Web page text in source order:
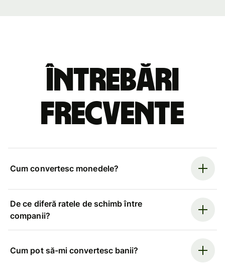
Întrebări
frecvente
Cum convertesc monedele?
De ce diferă ratele de schimb între
companii?
Cum pot să-mi convertesc banii?